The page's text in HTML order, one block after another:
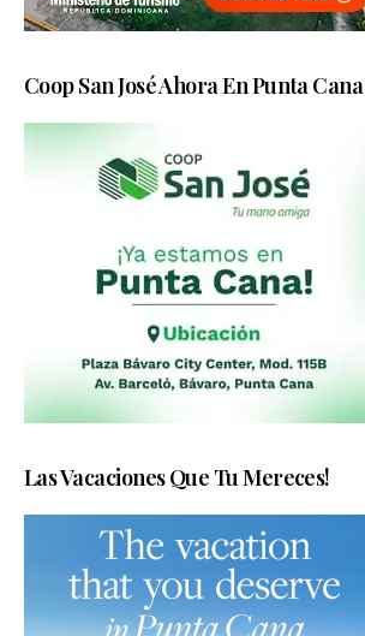
Coop San José Ahora En Punta Cana
Las Vacaciones Que Tu Mereces!